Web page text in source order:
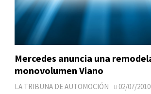
Mercedes anuncia una
monovolumen Viano
LA TRIBUNA DE AUTOMOCIÓN 02/07/2010